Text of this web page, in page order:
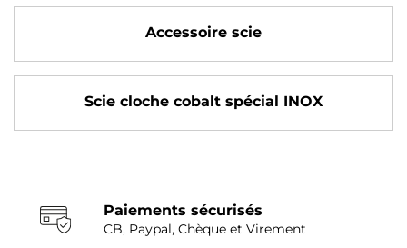
Accessoire scie
Scie cloche cobalt spécial INOX
Paiements sécurisés
CB, Paypal, Chèque et Virement